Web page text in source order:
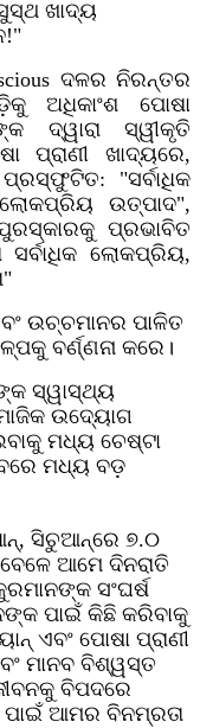
ଖାଦ୍ୟ
ଦଳର ନିରନ୍ତର
ଅଧିକାଂଶ ପୋଷା
ଦ୍ୱାରା ସ୍ୱୀକୃତି
ପ୍ରାଣୀ ଖାଦ୍ୟରେ,
"ସର୍ବାଧିକ
ଉତ୍ପାଦ",
ପ୍ରଭାବିତ
ସର୍ବାଧିକ ଲୋକପ୍ରିୟ,
ଉଚ୍ଚମାନର ପାଳିତ
ବର୍ଣ୍ଣନା କରେ।
ସ୍ୱାସ୍ଥ୍ୟ
ଉଦ୍ୟୋଗ
ମଧ୍ୟ ଚେଷ୍ଟା
ମଧ୍ୟ ବଡ଼
ସିଚୁଆନ୍‌ରେ ୭.୦
ଆମେ ଦିନରାତି
ସଂଘର୍ଷ
ପାଇଁ କିଛି କରିବାକୁ
ଏବଂ ପୋଷା ପ୍ରାଣୀ
ମାନବ ବିଶ୍ୱସ୍ତ
ବିପଦରେ
ପାଇଁ ଆମର ବିନମ୍ରତା